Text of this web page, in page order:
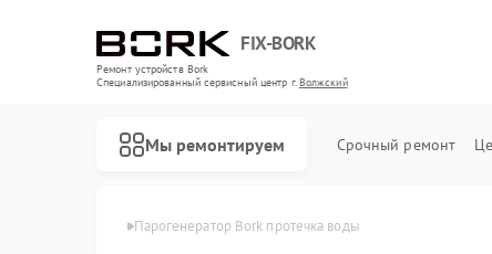
FIX-BORK
Ремонт устройств Bork
Специализированный cервисный центр г.Волжский
Мы ремонтируем Срочный ремонт
Парогенератор Bork протечка воды